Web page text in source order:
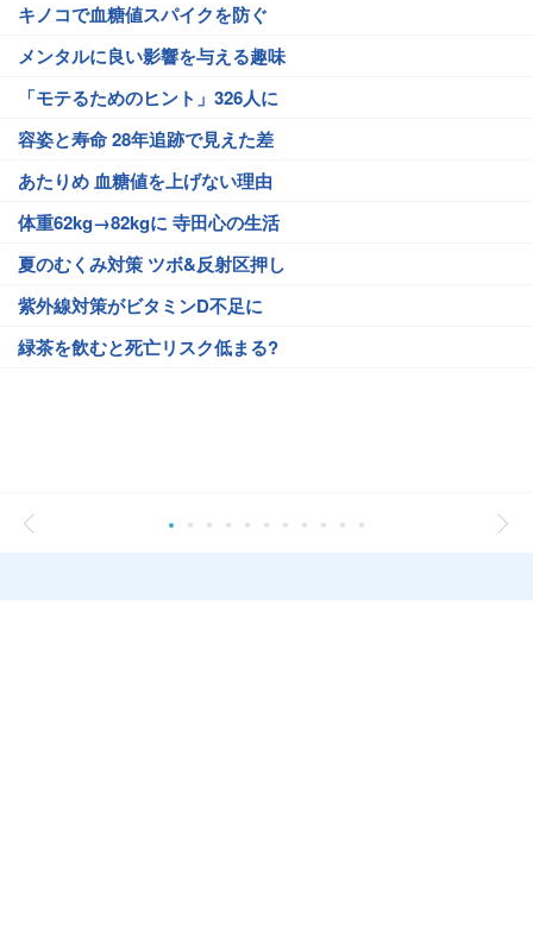
キノコで血糖値スパイクを防ぐ
メンタルに良い影響を与える趣味
「モテるためのヒント」326人に
容姿と寿命 28年追跡で見えた差
あたりめ 血糖値を上げない理由
体重62kg→82kgに 寺田心の生活
夏のむくみ対策 ツボ&反射区押し
紫外線対策がビタミンD不足に
緑茶を飲むと死亡リスク低まる?